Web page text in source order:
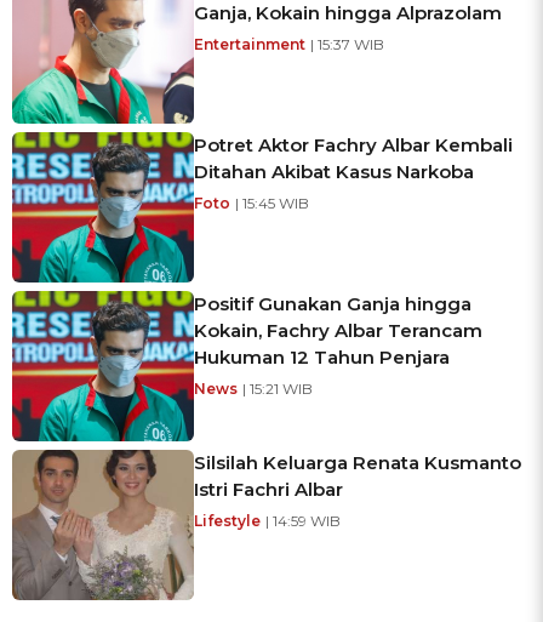
Ganja, Kokain hingga Alprazolam
Entertainment | 15:37 WIB
Potret Aktor Fachry Albar Kembali
Ditahan Akibat Kasus Narkoba
Foto | 15:45 WIB
Positif Gunakan Ganja hingga
Kokain, Fachry Albar Terancam
Hukuman 12 Tahun Penjara
News | 15:21 WIB
Silsilah Keluarga Renata Kusmanto
Istri Fachri Albar
Lifestyle | 14:59 WIB